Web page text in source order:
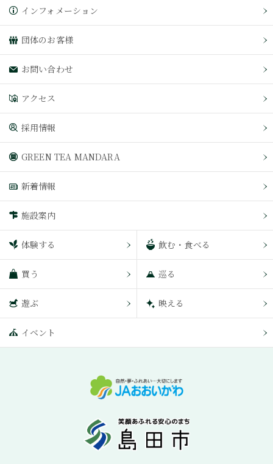
インフォメーション
団体のお客様
お問い合わせ
アクセス
採用情報
GREEN TEA MANDARA
新着情報
施設案内
体験する 飲む・食べる
買う 巡る
遊ぶ 映える
イベント